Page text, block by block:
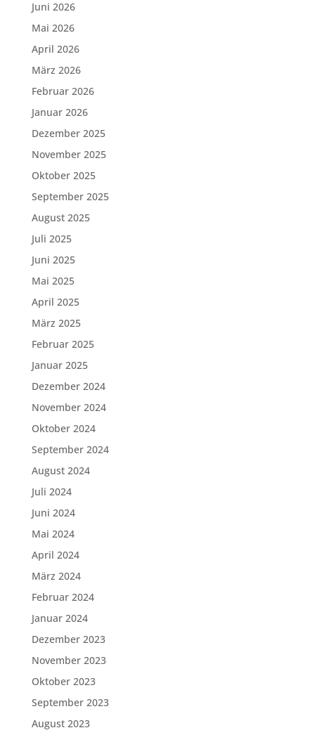
Juni 2026
Mai 2026
April 2026
März 2026
Februar 2026
Januar 2026
Dezember 2025
November 2025
Oktober 2025
September 2025
August 2025
Juli 2025
Juni 2025
Mai 2025
April 2025
März 2025
Februar 2025
Januar 2025
Dezember 2024
November 2024
Oktober 2024
September 2024
August 2024
Juli 2024
Juni 2024
Mai 2024
April 2024
März 2024
Februar 2024
Januar 2024
Dezember 2023
November 2023
Oktober 2023
September 2023
August 2023